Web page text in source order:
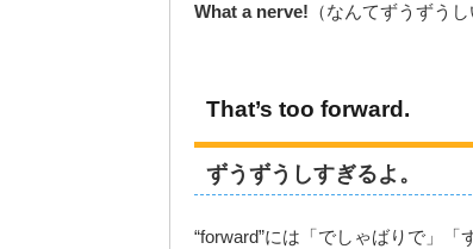
What a nerve! （なんてずうずうし
That’s too forward.
ずうずうしすぎるよ。
“forward”には「でしゃばりで」「